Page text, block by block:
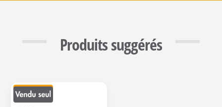
Produits suggérés